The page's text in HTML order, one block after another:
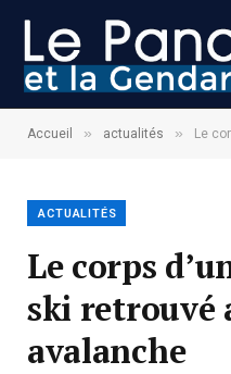
Accueil » actualités » Le
ACTUALITÉS
Le corps
ski retrouvé
avalanche